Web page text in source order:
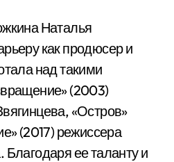
Наталья
как продюсер и
над такими
(2003)
«Остров»
(2017) режиссера
ее таланту и